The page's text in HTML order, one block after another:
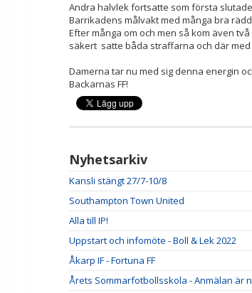
Andra halvlek fortsatte som första
Barrikadens målvakt med många bra
Efter många om och men så kom även
säkert satte båda straffarna och där
Damerna tar nu med sig denna energin
Backarnas FF!
Nyhetsarkiv
Kansli stängt 27/7-10/8
Southampton Town United
Alla till IP!
Uppstart och infomöte - Boll & Lek 2022
Åkarp IF - Fortuna FF
Årets Sommarfotbollsskola - Anmälan är